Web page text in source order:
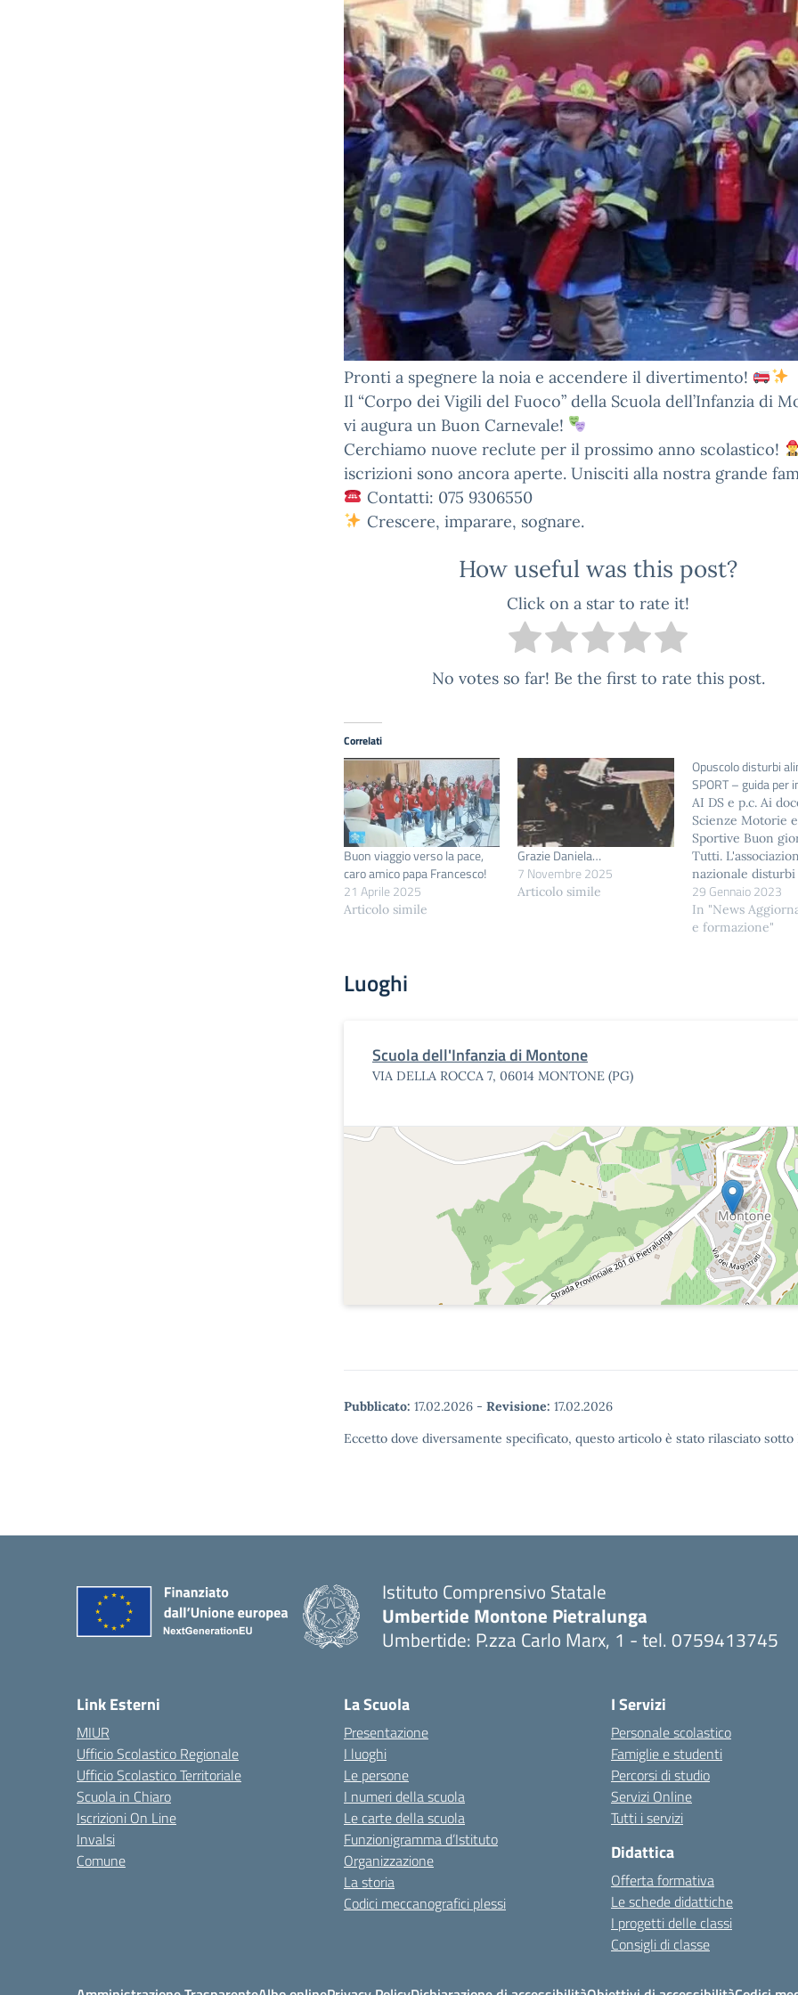
Pronti a spegnere la noia e accendere il divertimento!
Il “Corpo dei Vigili del Fuoco” della Scuola dell’Infanzia di
vi augura un Buon Carnevale!
Cerchiamo nuove reclute per il prossimo anno scolastico!
iscrizioni sono ancora aperte. Unisciti alla nostra grande
Contatti: 075 9306550
Crescere, imparare, sognare.
How useful was this post?
Click on a star to rate it!
No votes so far! Be the first to rate this post.
Correlati
Buon viaggio verso la pace,
caro amico papa Francesco!
21 Aprile 2025
Articolo simile
Grazie Daniela…
7 Novembre 2025
Articolo simile
Opuscolo disturbi
SPORT – guida per
AI DS e p.c. Ai
Scienze Motorie e
Sportive Buon
Tutti.
nazionale disturbi
alimentari ha
opuscolo
gli insegnanti. Ce
29 Gennaio 2023
In "News
e formazione"
Luoghi
Scuola dell'Infanzia di Montone
VIA DELLA ROCCA 7, 06014 MONTONE (PG)
Pubblicato: 17.02.2026 - Revisione: 17.02.2026
Eccetto dove diversamente specificato, questo articolo è stato rilasciato
Istituto Comprensivo Statale
Umbertide Montone Pietralunga
Umbertide: P.zza Carlo Marx, 1 - tel. 0759413745
Link Esterni
MIUR
Ufficio Scolastico Regionale
Ufficio Scolastico Territoriale
Scuola in Chiaro
Iscrizioni On Line
Invalsi
Comune
La Scuola
Presentazione
I luoghi
Le persone
I numeri della scuola
Le carte della scuola
Funzionigramma d’Istituto
Organizzazione
La storia
Codici meccanografici plessi
I Servizi
Personale scolastico
Famiglie e studenti
Percorsi di studio
Servizi Online
Tutti i servizi
Didattica
Offerta formativa
Le schede didattiche
I progetti delle classi
Consigli di classe